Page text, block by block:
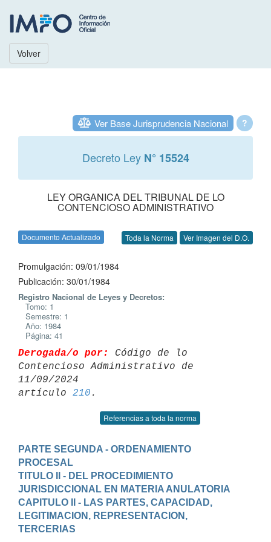
Volver
?
Ver Base Jurisprudencia Nacional
Decreto Ley N° 15524
LEY ORGANICA DEL TRIBUNAL DE LO
CONTENCIOSO ADMINISTRATIVO
Documento Actualizado Toda la Norma Ver Imagen del D.O.
Promulgación: 09/01/1984
Publicación: 30/01/1984
Registro Nacional de Leyes y Decretos:
Tomo: 1
Semestre: 1
Año: 1984
Página: 41
Derogada/o por:
Código de lo
Contencioso Administrativo de
11/09/2024
artículo 210
Referencias a toda la norma
PARTE SEGUNDA - ORDENAMIENTO
PROCESAL
TITULO II - DEL PROCEDIMIENTO
JURISDICCIONAL EN MATERIA ANULATORIA
CAPITULO II - LAS PARTES, CAPACIDAD,
LEGITIMACION, REPRESENTACION,
TERCERIAS